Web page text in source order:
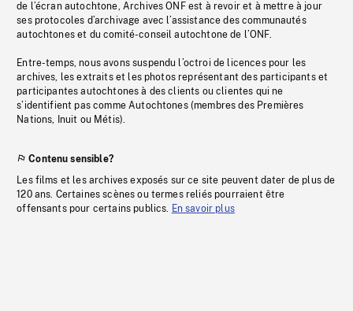
de l’écran autochtone, Archives ONF est à revoir et à mettre à jour
ses protocoles d’archivage avec l’assistance des communautés
autochtones et du comité-conseil autochtone de l’ONF.
Entre-temps, nous avons suspendu l’octroi de licences pour les
archives, les extraits et les photos représentant des participants et
participantes autochtones à des clients ou clientes qui ne
s’identifient pas comme Autochtones (membres des Premières
Nations, Inuit ou Métis).
Contenu sensible?
Les films et les archives exposés sur ce site peuvent dater de plus de
120 ans. Certaines scènes ou termes reliés pourraient être
offensants pour certains publics. En savoir plus